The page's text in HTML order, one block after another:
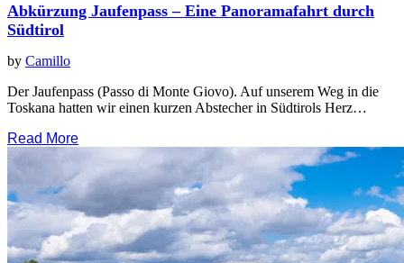
Abkürzung Jaufenpass – Eine Panoramafahrt durch
Südtirol
by Camillo
Der Jaufenpass (Passo di Monte Giovo). Auf unserem Weg in die
Toskana hatten wir einen kurzen Abstecher in Südtirols Herz…
Read More